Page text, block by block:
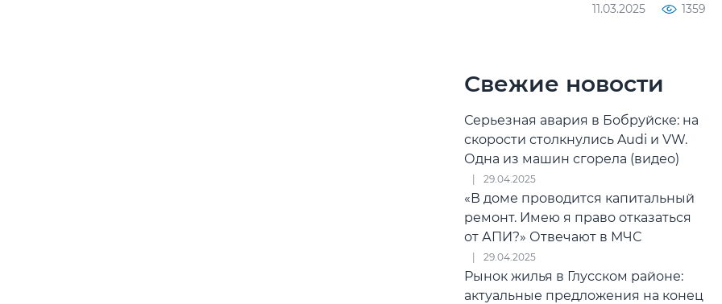
11.03.2025 1359
Свежие новости
Серьезная авария в Бобруйске: на
скорости столкнулись Audi и VW.
Одна из машин сгорела (видео)
29.04.2025
«В доме проводится капитальный
ремонт. Имею я право отказаться
от АПИ?» Отвечают в МЧС
29.04.2025
Рынок жилья в Глусском районе:
актуальные предложения на конец